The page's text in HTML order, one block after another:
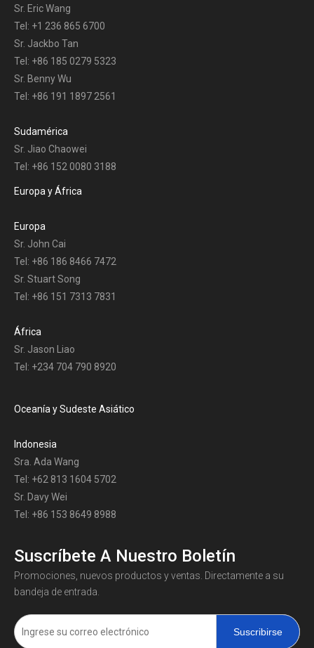
Sr. Eric Wang
Tel: +1 236 865 6700
Sr. Jackbo Tan
Tel: +86 185 0279 5323
Sr. Benny Wu
Tel: +86 191 1897 2561
Sudamérica
Sr. Jiao Chaowei
Tel: +86 152 0080 3188
Europa y África
Europa
Sr. John Cai
Tel: +86 186 8466 7472
Sr. Stuart Song
Tel: +86 151 7313 7831
África
Sr. Jason Liao
Tel: +234 704 790 8920
Oceanía y Sudeste Asiático
Indonesia
Sra. Ada Wang
Tel: +62 813 1604 5702
Sr. Davy Wei
Tel: +86 153 8649 8988
Suscríbete A Nuestro Boletín
Promociones, nuevos productos y ventas. Directamente a su
bandeja de entrada.
Suscribirse